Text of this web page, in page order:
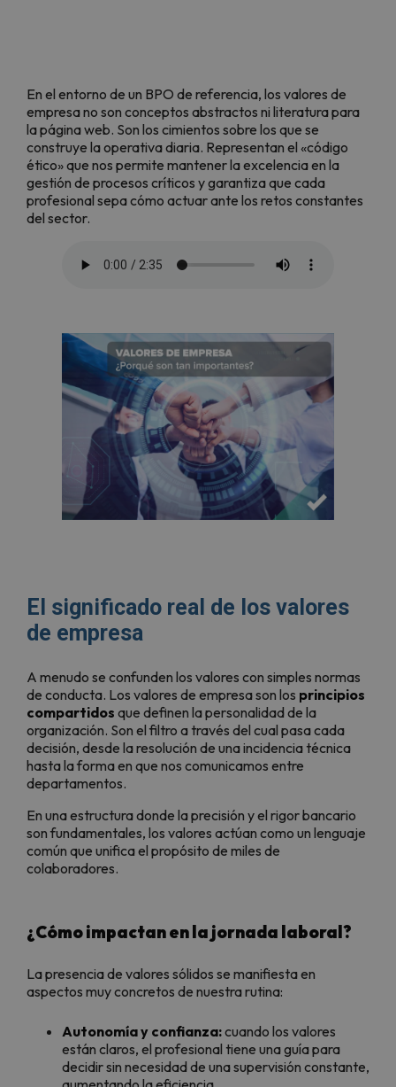
En el entorno de un BPO de referencia, los valores de
empresa no son conceptos abstractos ni literatura para
la página web. Son los cimientos sobre los que se
construye la operativa diaria. Representan el «código
ético» que nos permite mantener la excelencia en la
gestión de procesos críticos y garantiza que cada
profesional sepa cómo actuar ante los retos constantes
del sector.
El significado real de los valores
de empresa
A menudo se confunden los valores con simples normas
de conducta. Los valores de empresa son los principios
compartidos que definen la personalidad de la
organización. Son el filtro a través del cual pasa cada
decisión, desde la resolución de una incidencia técnica
hasta la forma en que nos comunicamos entre
departamentos.
En una estructura donde la precisión y el rigor bancario
son fundamentales, los valores actúan como un lenguaje
común que unifica el propósito de miles de
colaboradores.
¿Cómo impactan en la jornada laboral?
La presencia de valores sólidos se manifiesta en
aspectos muy concretos de nuestra rutina:
Autonomía y confianza:cuando los valores
están claros, el profesional tiene una guía para
decidir sin necesidad de una supervisión constante,